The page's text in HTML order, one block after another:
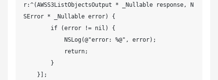
r:^(AWSS3ListObjectsOutput * _Nullable response, N
SError * _Nullable error) {